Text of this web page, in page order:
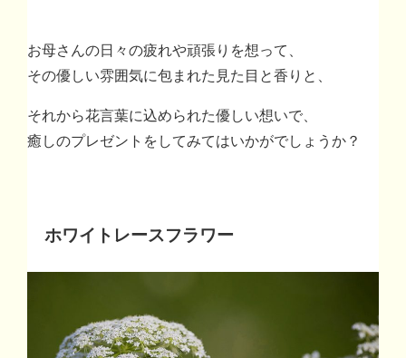
お母さんの日々の疲れや頑張りを想って、
その優しい雰囲気に包まれた見た目と香りと、
それから花言葉に込められた優しい想いで、
癒しのプレゼントをしてみてはいかがでしょうか？
ホワイトレースフラワー